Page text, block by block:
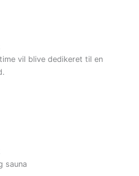
vil blive dedikeret til en
sauna